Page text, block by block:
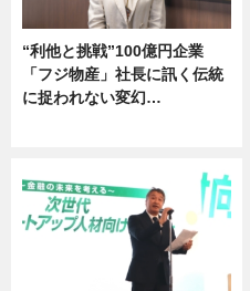
“利他と挑戦”100億円企業
「フジ物産」社長に訊く伝統
に捉われない変幻…